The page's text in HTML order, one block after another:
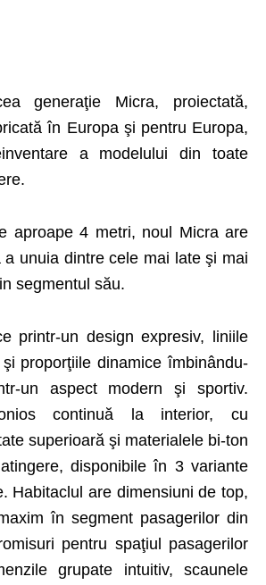
generaţie Micra, proiectată,
în Europa şi pentru Europa,
a modelului din toate
aproape 4 metri, noul Micra are
a unuia dintre cele mai late şi mai
segmentul său.
printr-un design expresiv, liniile
proporţiile dinamice îmbinându-
un aspect modern şi sportiv.
continuă la interior, cu
superioară şi materialele bi-ton
disponibile în 3 variante
Habitaclul are dimensiuni de top,
în segment pasagerilor din
pentru spaţiul pasagerilor
grupate intuitiv, scaunele